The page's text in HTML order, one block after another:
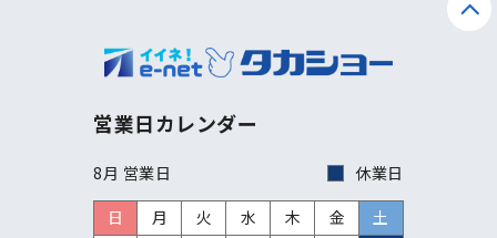
営業日カレンダー
8月 営業日
休業日
日
月 火 水 木 金
土